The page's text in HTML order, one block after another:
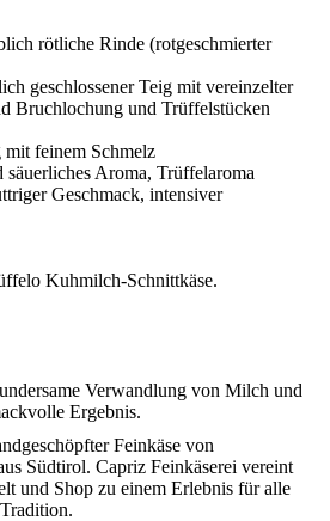
rötliche Rinde (rotgeschmierter
geschlossener Teig mit vereinzelter
Bruchlochung und Trüffelstücken
feinem Schmelz
Aroma, Trüffelaroma
Geschmack, intensiver
Kuhmilch-Schnittkäse.
Verwandlung von Milch und
Ergebnis.
Feinkäse von
Südtirol. Capriz Feinkäserei vereint
und Shop zu einem Erlebnis für alle